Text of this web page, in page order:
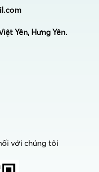
Yên, Hưng Yên.
với chúng tôi